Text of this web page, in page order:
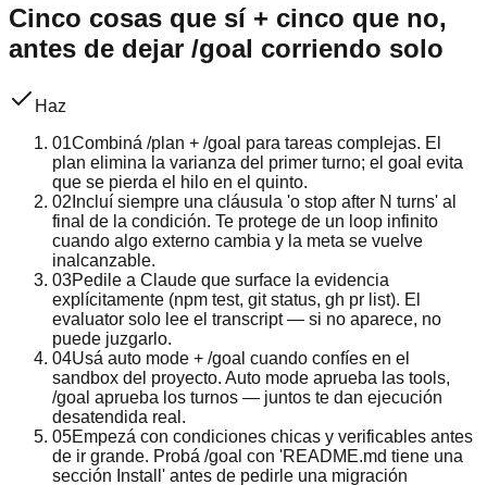
Cinco cosas que sí + cinco que no,
antes de dejar /goal corriendo solo
Haz
01Combiná /plan + /goal para tareas complejas. El
plan elimina la varianza del primer turno; el goal evita
que se pierda el hilo en el quinto.
02 Incluí siempre una cláusula 'o stop after N turns' al
final de la condición. Te protege de un loop infinito
cuando algo externo cambia y la meta se vuelve
inalcanzable.
03Pedile a Claude que surface la evidencia
explícitamente (npm test, git status, gh pr list). El
evaluator solo lee el transcript — si no aparece, no
puede juzgarlo.
04Usá auto mode + /goal cuando confíes en el
sandbox del proyecto. Auto mode aprueba las tools,
/goal aprueba los turnos — juntos te dan ejecución
desatendida real.
05Empezá con condiciones chicas y verificables antes
de ir grande. Probá /goal con 'README.md tiene una
sección Install' antes de pedirle una migración